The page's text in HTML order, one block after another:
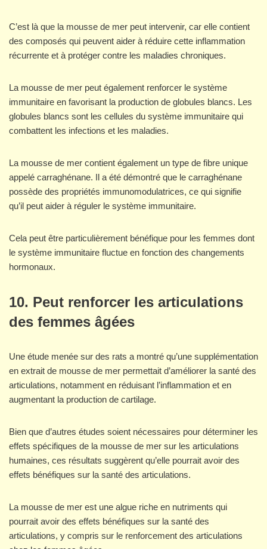
C’est là que la mousse de mer peut intervenir, car elle contient
des composés qui peuvent aider à réduire cette inflammation
récurrente et à protéger contre les maladies chroniques.
La mousse de mer peut également renforcer le système
immunitaire en favorisant la production de globules blancs. Les
globules blancs sont les cellules du système immunitaire qui
combattent les infections et les maladies.
La mousse de mer contient également un type de fibre unique
appelé carraghénane. Il a été démontré que le carraghénane
possède des propriétés immunomodulatrices, ce qui signifie
qu’il peut aider à réguler le système immunitaire.
Cela peut être particulièrement bénéfique pour les femmes dont
le système immunitaire fluctue en fonction des changements
hormonaux.
10. Peut renforcer les articulations
des femmes âgées
Une étude menée sur des rats a montré qu’une supplémentation
en extrait de mousse de mer permettait d’améliorer la santé des
articulations, notamment en réduisant l’inflammation et en
augmentant la production de cartilage.
Bien que d’autres études soient nécessaires pour déterminer les
effets spécifiques de la mousse de mer sur les articulations
humaines, ces résultats suggèrent qu’elle pourrait avoir des
effets bénéfiques sur la santé des articulations.
La mousse de mer est une algue riche en nutriments qui
pourrait avoir des effets bénéfiques sur la santé des
articulations, y compris sur le renforcement des articulations